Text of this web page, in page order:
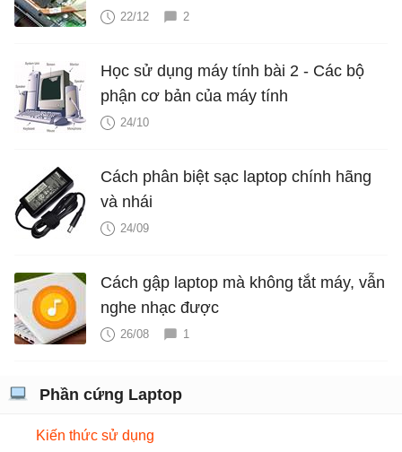
22/12 2
Học sử dụng máy tính bài 2 - Các bộ
phận cơ bản của máy tính
24/10
Cách phân biệt sạc laptop chính hãng
và nhái
24/09
Cách gập laptop mà không tắt máy, vẫn
nghe nhạc được
26/08 1
Phần cứng Laptop
Kiến thức sử dụng